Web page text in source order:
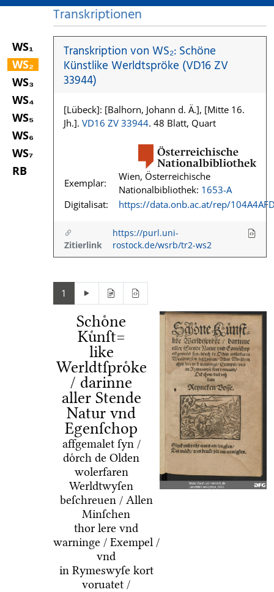
WS₁
WS₂
WS₃
WS₄
WS₅
WS₆
WS₇
RB
Transkriptionen
Transkription von WS₂: Schöne
Künstlike Werldtspröke (VD16 ZV
33944)
[Lübeck]: [Balhorn, Johann d. Ä.], [Mitte 16.
Jh.]. VD16 ZV 33944. 48 Blatt, Quart
Exemplar:
Wien, Österreichische
Nationalbibliothek: 1653-A
Digitalisat:
https://data.onb.ac.at/rep/
Zitierlink
https://purl.uni-
rostock.de/wsrb/tr2-ws2
1
Schoͤne
Kuͤnſt=
like
Werldtſproͤke
/ darinne
aller Stende
Natur vnd
Egenſchop
affgemalet ſyn /
doͤrch de Olden
wolerfaren
Werldtwyſen
beſchreuen / Allen
Minſchen
thor lere vnd
warninge / Exempel /
vnd
in Rymeswyſe kort
voruatet /